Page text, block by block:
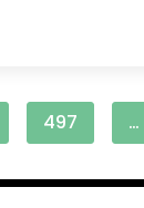
497 …